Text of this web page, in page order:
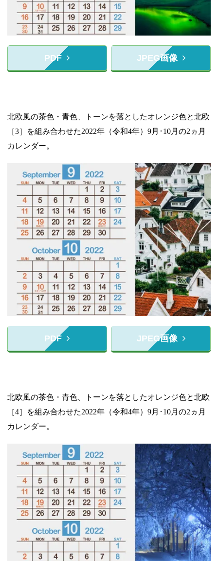
PDF JPEG画像
北欧風の茶色・青色、トーンを落としたオレンジ色と北欧
［3］を組み合わせた2022年（令和4年）9月･10月の2ヵ月
カレンダー。
PDF JPEG画像
北欧風の茶色・青色、トーンを落としたオレンジ色と北欧
［4］を組み合わせた2022年（令和4年）9月･10月の2ヵ月
カレンダー。